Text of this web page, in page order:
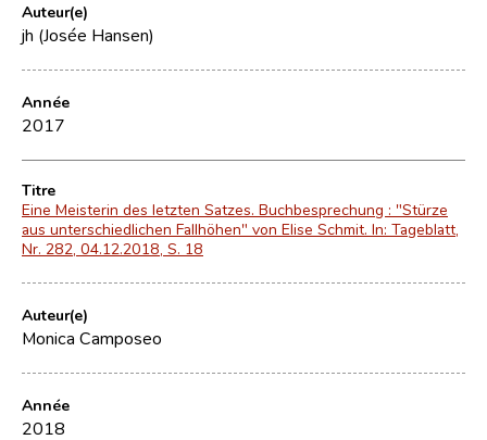
Auteur(e)
jh (Josée Hansen)
Année
2017
Titre
Eine Meisterin des letzten Satzes. Buchbesprechung : "Stürze
aus unterschiedlichen Fallhöhen" von Elise Schmit. In: Tageblatt,
Nr. 282, 04.12.2018, S. 18
Auteur(e)
Monica Camposeo
Année
2018